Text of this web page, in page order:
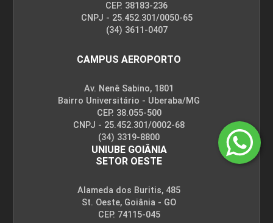
CEP. 38183-236
CNPJ - 25.452.301/0050-65
(34) 3611-0407
CAMPUS AEROPORTO
Av. Nenê Sabino, 1801
Bairro Universitário - Uberaba/MG
CEP. 38.055-500
CNPJ - 25.452.301/0002-68
(34) 3319-8800
UNIUBE GOIÂNIA
SETOR OESTE
Alameda dos Buritis, 485
St. Oeste, Goiânia - GO
CEP. 74115-045